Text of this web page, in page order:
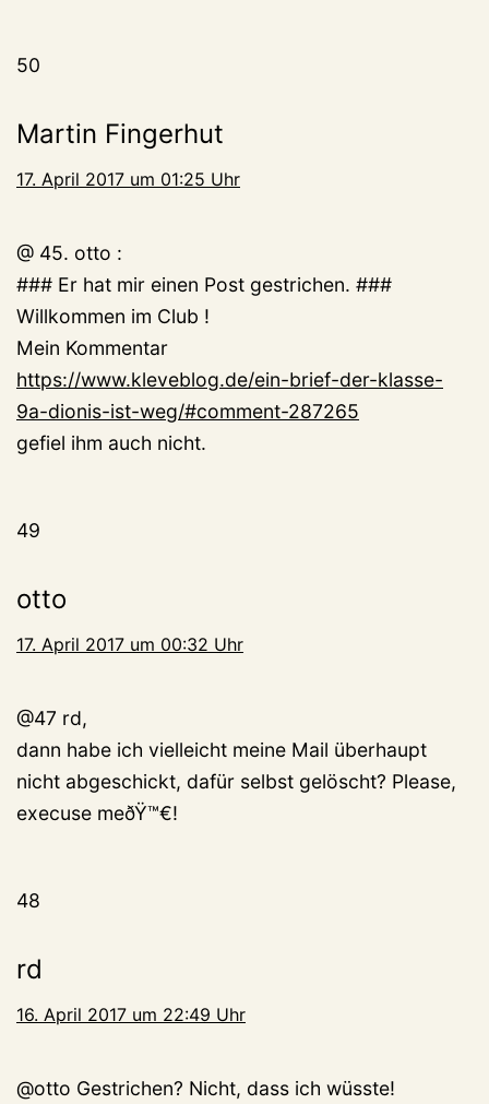
50
Martin Fingerhut
17. April 2017 um 01:25 Uhr
@ 45. otto :
### Er hat mir einen Post gestrichen. ###
Willkommen im Club !
Mein Kommentar
https://www.kleveblog.de/ein-brief-der-klasse-
9a-dionis-ist-weg/#comment-287265
gefiel ihm auch nicht.
49
otto
17. April 2017 um 00:32 Uhr
@47 rd,
dann habe ich vielleicht meine Mail überhaupt
nicht abgeschickt, dafür selbst gelöscht? Please,
execuse meðŸ™€!
48
rd
16. April 2017 um 22:49 Uhr
@otto Gestrichen? Nicht, dass ich wüsste!